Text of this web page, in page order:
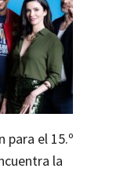
para el 15.º
la